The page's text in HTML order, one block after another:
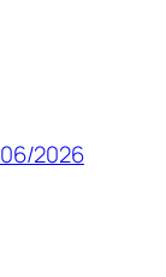
2026